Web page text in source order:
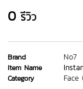
0 รีวิว
Brand No7
Item Name
Category Face